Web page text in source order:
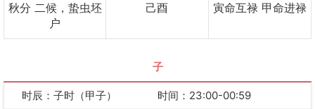
秋分 二候，蛰虫坯
户
己酉
寅命互禄 甲命进禄
子
时辰：子时（甲子）
时间：23:00-00:59